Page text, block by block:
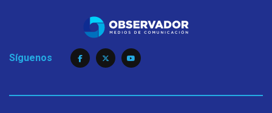
Síguenos